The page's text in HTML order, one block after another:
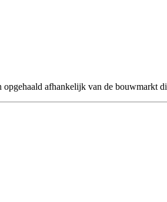
afhankelijk van de bouwmarkt